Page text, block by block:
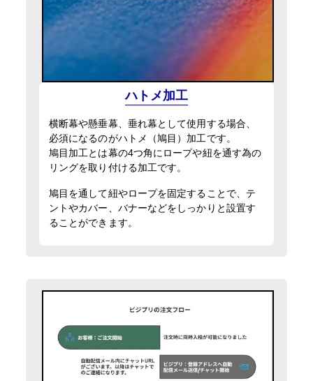
ハトメ加工
横断幕や懸垂幕、垂れ幕として使用する場合、
必須になるのがハトメ（鳩目）加工です。
鳩目加工とは幕の4つ角にロープや紐を通す為の
リングを取り付ける加工です。
鳩目を通して紐やロープを固定することで、テ
ントやカバー、バナーなどをしっかりと設置す
ることができます。